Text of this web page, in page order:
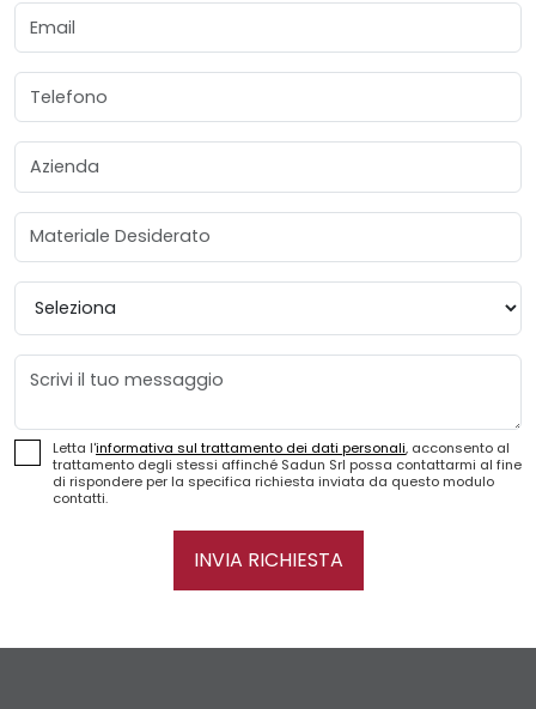
Email
Telefono
Azienda
Materiale Desiderato
Provincia
Messaggio
Letta l'informativa sul trattamento dei dati personali, acconsento al
trattamento degli stessi affinché Sadun Srl possa contattarmi al fine
di rispondere per la specifica richiesta inviata da questo modulo
contatti.
INVIA RICHIESTA